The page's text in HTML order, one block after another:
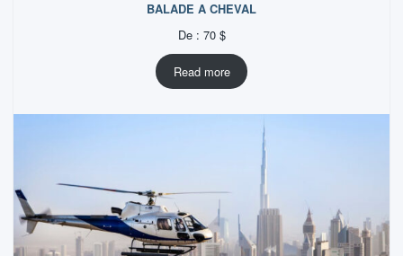
BALADE A CHEVAL
De : 70 $
Read more